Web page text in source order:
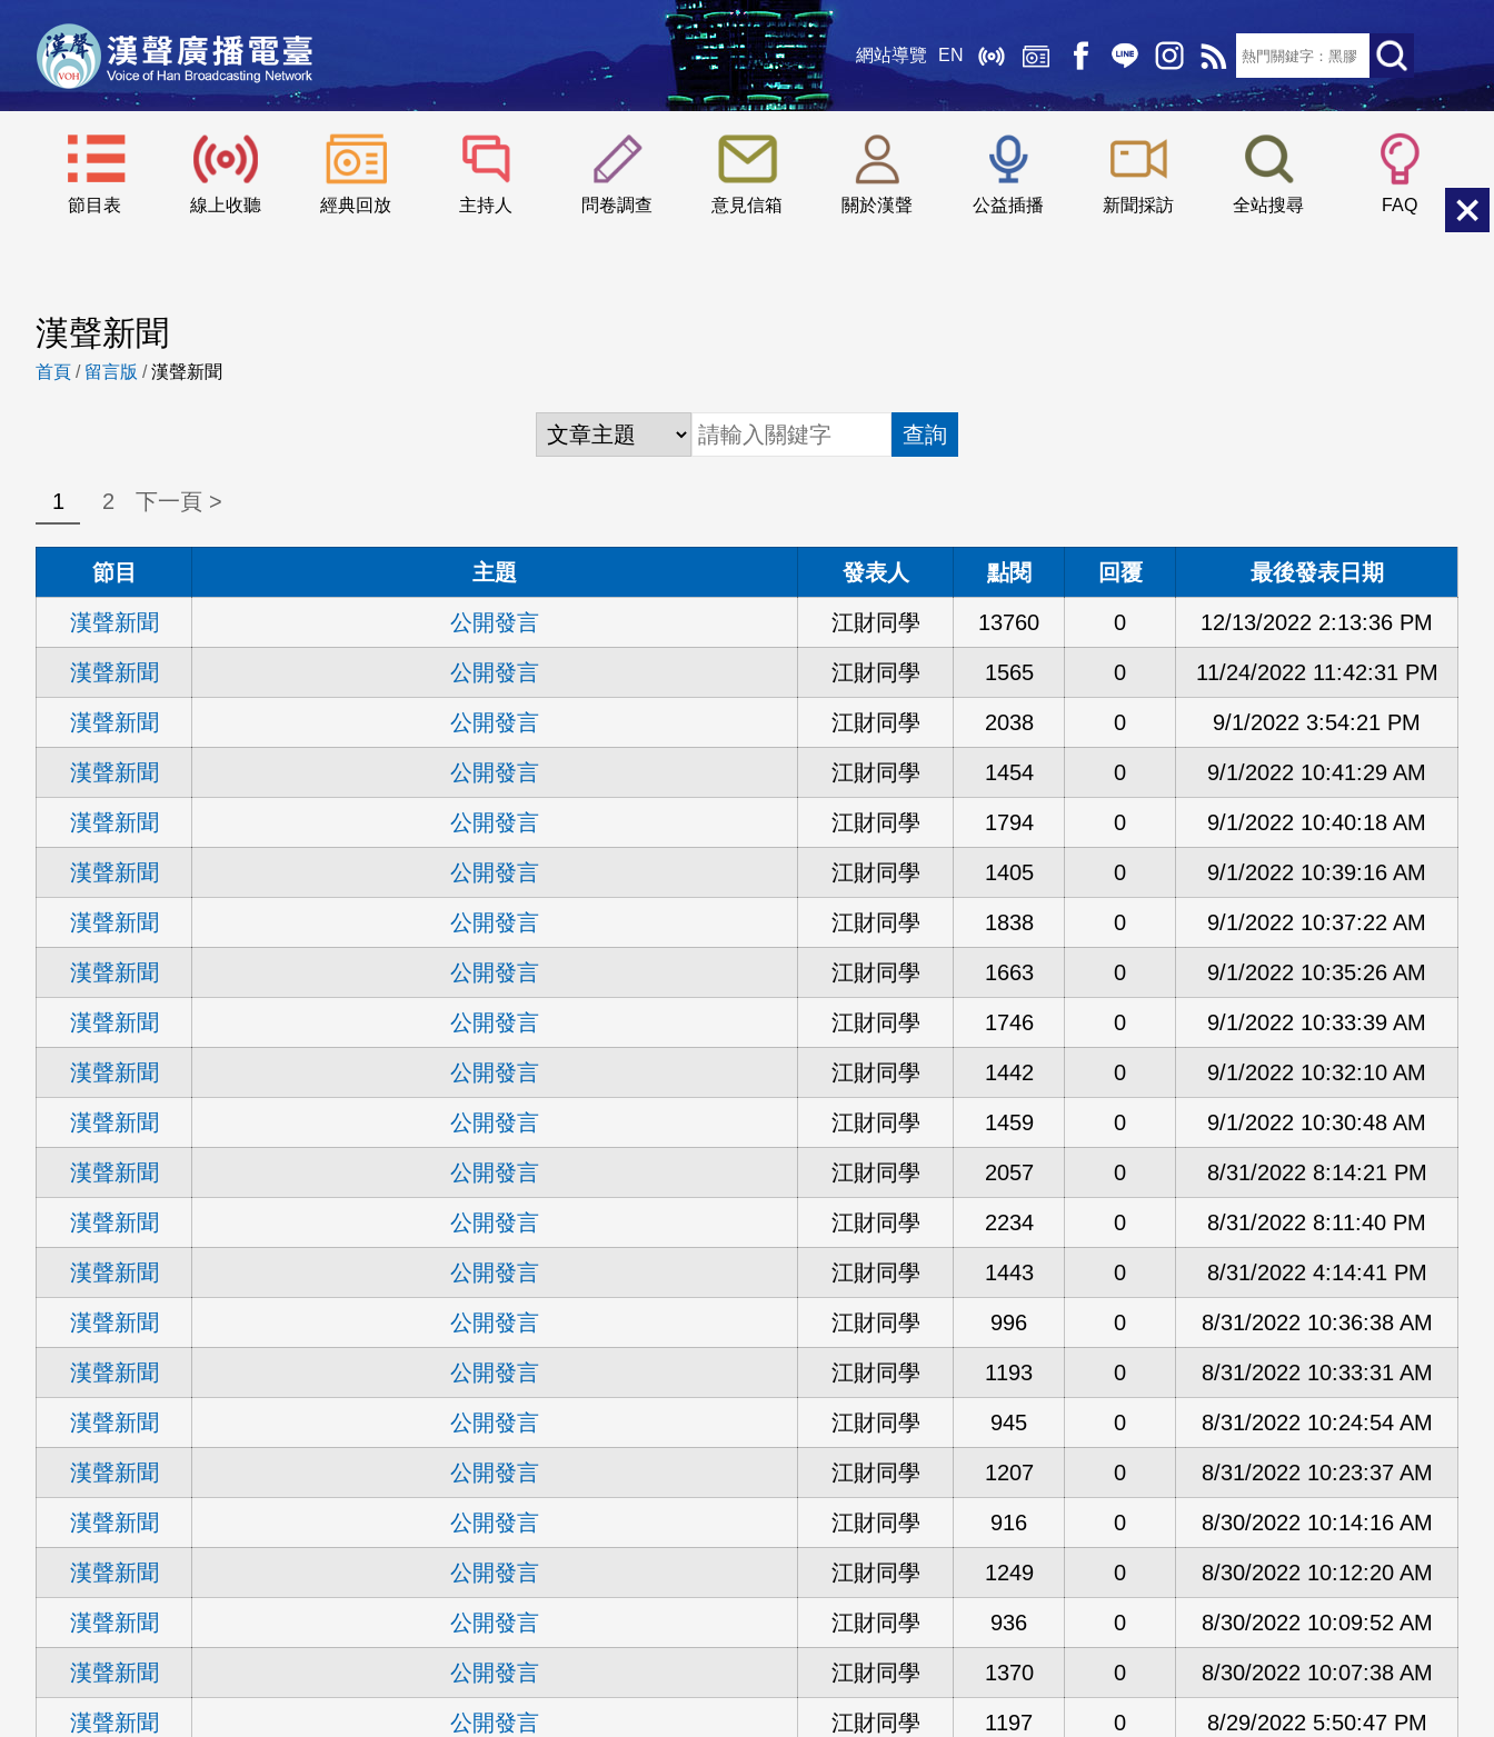
網站導覽 EN
節目表 線上收聽 經典回放 主持人 問卷調查 意見信箱 關於漢聲 公益插播 新聞採訪 全站搜尋 FAQ
::: 小 中
漢聲新聞
首頁 / 留言版 /漢聲新聞
查詢
1 2 下一頁 >
節目 主題 發表人 點閱 回覆 最後發表日期
漢聲新聞 公開發言 江財同學 13760 0 12/13/2022 2:13:36 PM
漢聲新聞 公開發言 江財同學 1565 0 11/24/2022 11:42:31 PM
漢聲新聞 公開發言 江財同學 2038 0 9/1/2022 3:54:21 PM
漢聲新聞 公開發言 江財同學 1454 0 9/1/2022 10:41:29 AM
漢聲新聞 公開發言 江財同學 1794 0 9/1/2022 10:40:18 AM
漢聲新聞 公開發言 江財同學 1405 0 9/1/2022 10:39:16 AM
漢聲新聞 公開發言 江財同學 1838 0 9/1/2022 10:37:22 AM
漢聲新聞 公開發言 江財同學 1663 0 9/1/2022 10:35:26 AM
漢聲新聞 公開發言 江財同學 1746 0 9/1/2022 10:33:39 AM
漢聲新聞 公開發言 江財同學 1442 0 9/1/2022 10:32:10 AM
漢聲新聞 公開發言 江財同學 1459 0 9/1/2022 10:30:48 AM
漢聲新聞 公開發言 江財同學 2057 0 8/31/2022 8:14:21 PM
漢聲新聞 公開發言 江財同學 2234 0 8/31/2022 8:11:40 PM
漢聲新聞 公開發言 江財同學 1443 0 8/31/2022 4:14:41 PM
漢聲新聞 公開發言 江財同學 996 0 8/31/2022 10:36:38 AM
漢聲新聞 公開發言 江財同學 1193 0 8/31/2022 10:33:31 AM
漢聲新聞 公開發言 江財同學 945 0 8/31/2022 10:24:54 AM
漢聲新聞 公開發言 江財同學 1207 0 8/31/2022 10:23:37 AM
漢聲新聞 公開發言 江財同學 916 0 8/30/2022 10:14:16 AM
漢聲新聞 公開發言 江財同學 1249 0 8/30/2022 10:12:20 AM
漢聲新聞 公開發言 江財同學 936 0 8/30/2022 10:09:52 AM
漢聲新聞 公開發言 江財同學 1370 0 8/30/2022 10:07:38 AM
漢聲新聞 公開發言 江財同學 1197 0 8/29/2022 5:50:47 PM